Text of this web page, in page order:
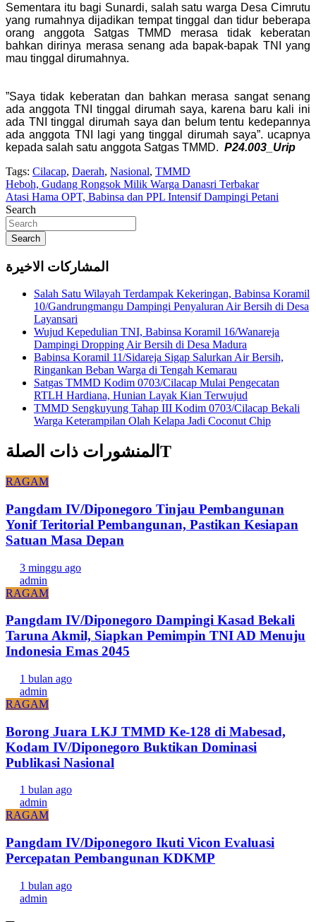
Sementara itu bagi Sunardi, salah satu warga Desa Cimrutu
yang rumahnya dijadikan tempat tinggal dan tidur beberapa
orang anggota Satgas TMMD merasa tidak keberatan
bahkan dirinya merasa senang ada bapak-bapak TNI yang
mau tinggal dirumahnya.
”Saya tidak keberatan dan bahkan merasa sangat senang
ada anggota TNI tinggal dirumah saya, karena baru kali ini
ada TNI tinggal dirumah saya dan belum tentu kedepannya
ada anggota TNI lagi yang tinggal dirumah saya”. ucapnya
kepada salah satu anggota Satgas TMMD. P24.003_Urip
Tags: Cilacap, Daerah, Nasional, TMMD
Navigasi
pos
Heboh, Gudang Rongsok Milik Warga Danasri Terbakar
Atasi Hama OPT, Babinsa dan PPL Intensif Dampingi Petani
Search
Search
المشاركات الاخيرة
Salah Satu Wilayah Terdampak Kekeringan, Babinsa Koramil
10/Gandrungmangu Dampingi Penyaluran Air Bersih di Desa
Layansari
Wujud Kepedulian TNI, Babinsa Koramil 16/Wanareja
Dampingi Dropping Air Bersih di Desa Madura
Babinsa Koramil 11/Sidareja Sigap Salurkan Air Bersih,
Ringankan Beban Warga di Tengah Kemarau
Satgas TMMD Kodim 0703/Cilacap Mulai Pengecatan
RTLH Hardiana, Hunian Layak Kian Terwujud
TMMD Sengkuyung Tahap III Kodim 0703/Cilacap Bekali
Warga Keterampilan Olah Kelapa Jadi Coconut Chip
المنشورات ذات الصلةT
RAGAM
Pangdam IV/Diponegoro Tinjau Pembangunan
Yonif Teritorial Pembangunan, Pastikan Kesiapan
Satuan Masa Depan
3 minggu ago
admin
RAGAM
Pangdam IV/Diponegoro Dampingi Kasad Bekali
Taruna Akmil, Siapkan Pemimpin TNI AD Menuju
Indonesia Emas 2045
1 bulan ago
admin
RAGAM
Borong Juara LKJ TMMD Ke-128 di Mabesad,
Kodam IV/Diponegoro Buktikan Dominasi
Publikasi Nasional
1 bulan ago
admin
RAGAM
Pangdam IV/Diponegoro Ikuti Vicon Evaluasi
Percepatan Pembangunan KDKMP
1 bulan ago
admin